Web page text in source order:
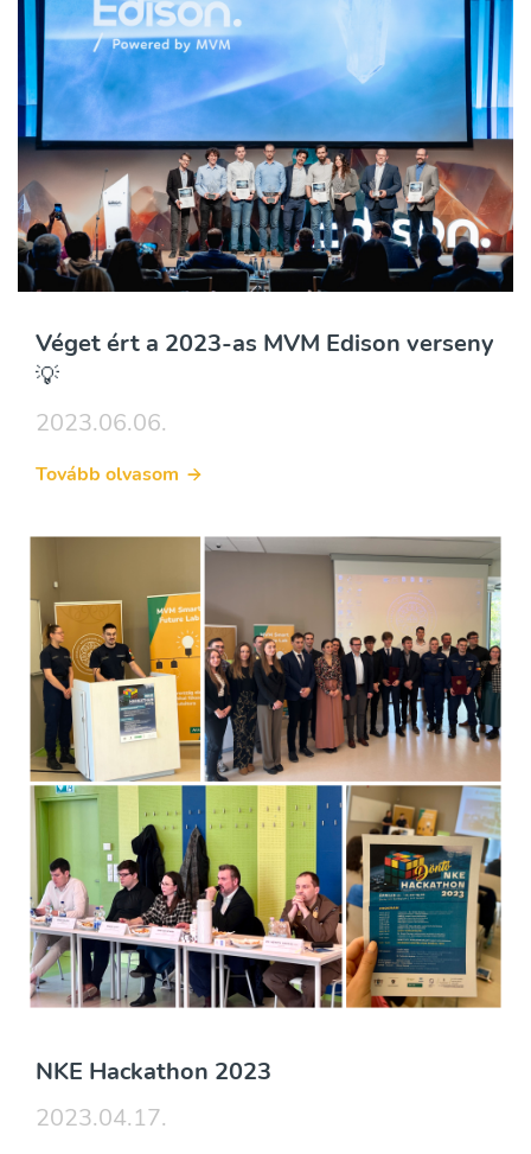
Véget ért a 2023-as MVM Edison verseny
💡
2023.06.06.
Tovább olvasom
NKE Hackathon 2023
2023.04.17.